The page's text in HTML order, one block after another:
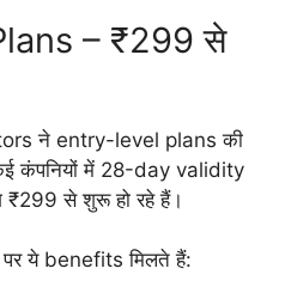
– ₹299 से
ने entry-level plans की
कंपनियों में 28-day validity
से शुरू हो रहे हैं।
ये benefits मिलते हैं: